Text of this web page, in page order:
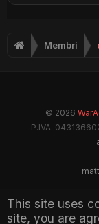
This site uses
site, you are
Membri
© 2026
P.IVA: